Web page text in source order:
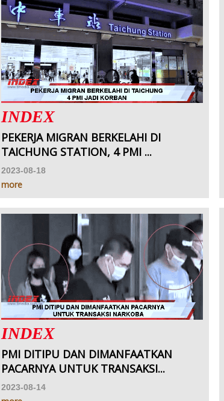
INDEX
PEKERJA MIGRAN BERKELAHI DI
TAICHUNG STATION, 4 PMI ...
2023-08-18
more
INDEX
PMI DITIPU DAN DIMANFAATKAN
PACARNYA UNTUK TRANSAKSI...
2023-08-14